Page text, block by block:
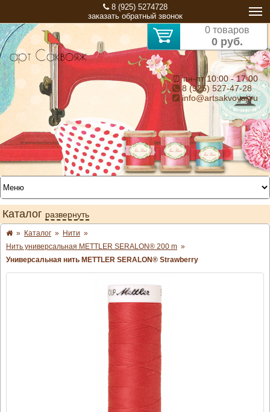
8 (925) 5274728
заказать обратный звонок
0 товаров
0 руб.
⏰ пн-пт 10:00 - 17:00
8 (925) 527-47-28
info@artsakvoyaj.ru
Каталог развернуть
» Каталог » Нити »
Нить универсальная METTLER SERALON® 200 m »
Универсальная нить METTLER SERALON® Strawberry